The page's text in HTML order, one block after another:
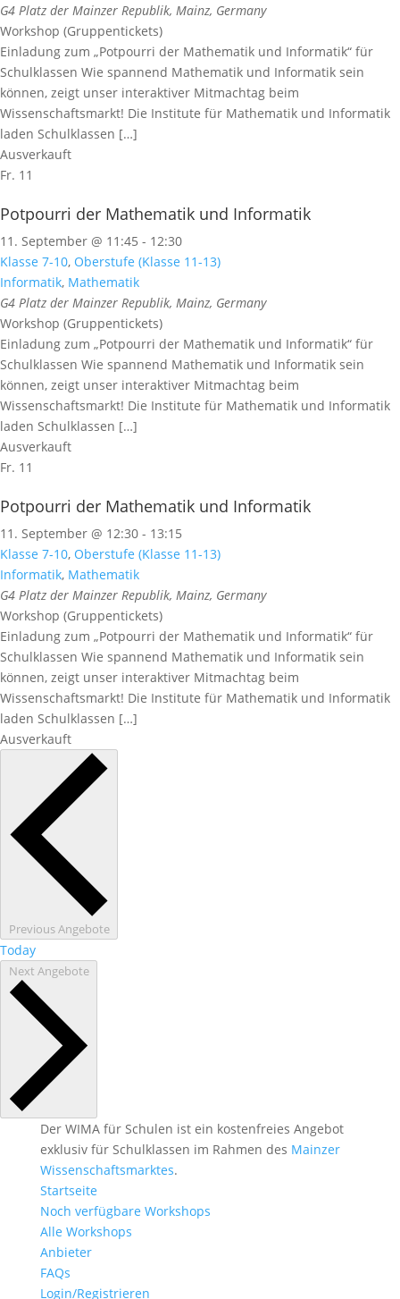
G4 Platz der Mainzer Republik, Mainz, Germany
Workshop (Gruppentickets)
Einladung zum „Potpourri der Mathematik und Informatik“ für
Schulklassen Wie spannend Mathematik und Informatik sein
können, zeigt unser interaktiver Mitmachtag beim
Wissenschaftsmarkt! Die Institute für Mathematik und Informatik
laden Schulklassen […]
Ausverkauft
Fr. 11
Potpourri der Mathematik und Informatik
11. September @ 11:45 - 12:30
Klasse 7-10, Oberstufe (Klasse 11-13)
Informatik, Mathematik
G4 Platz der Mainzer Republik, Mainz, Germany
Workshop (Gruppentickets)
Einladung zum „Potpourri der Mathematik und Informatik“ für
Schulklassen Wie spannend Mathematik und Informatik sein
können, zeigt unser interaktiver Mitmachtag beim
Wissenschaftsmarkt! Die Institute für Mathematik und Informatik
laden Schulklassen […]
Ausverkauft
Fr. 11
Potpourri der Mathematik und Informatik
11. September @ 12:30 - 13:15
Klasse 7-10, Oberstufe (Klasse 11-13)
Informatik, Mathematik
G4 Platz der Mainzer Republik, Mainz, Germany
Workshop (Gruppentickets)
Einladung zum „Potpourri der Mathematik und Informatik“ für
Schulklassen Wie spannend Mathematik und Informatik sein
können, zeigt unser interaktiver Mitmachtag beim
Wissenschaftsmarkt! Die Institute für Mathematik und Informatik
laden Schulklassen […]
Ausverkauft
PreviousAngebote
Today
Next Angebote
Der WIMA für Schulen ist ein kostenfreies Angebot
exklusiv für Schulklassen im Rahmen des Mainzer
Wissenschaftsmarktes.
Startseite
Noch verfügbare Workshops
Alle Workshops
Anbieter
FAQs
Login/Registrieren